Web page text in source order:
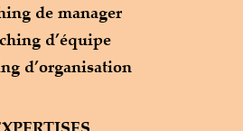
de manager
d’équipe
d’organisation